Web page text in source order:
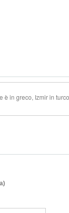
è in greco, Izmir in